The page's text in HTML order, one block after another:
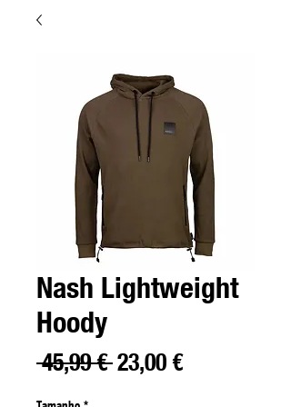
Nash Lightweight
Hoody
45,99 € Precio
23,00 €Precio